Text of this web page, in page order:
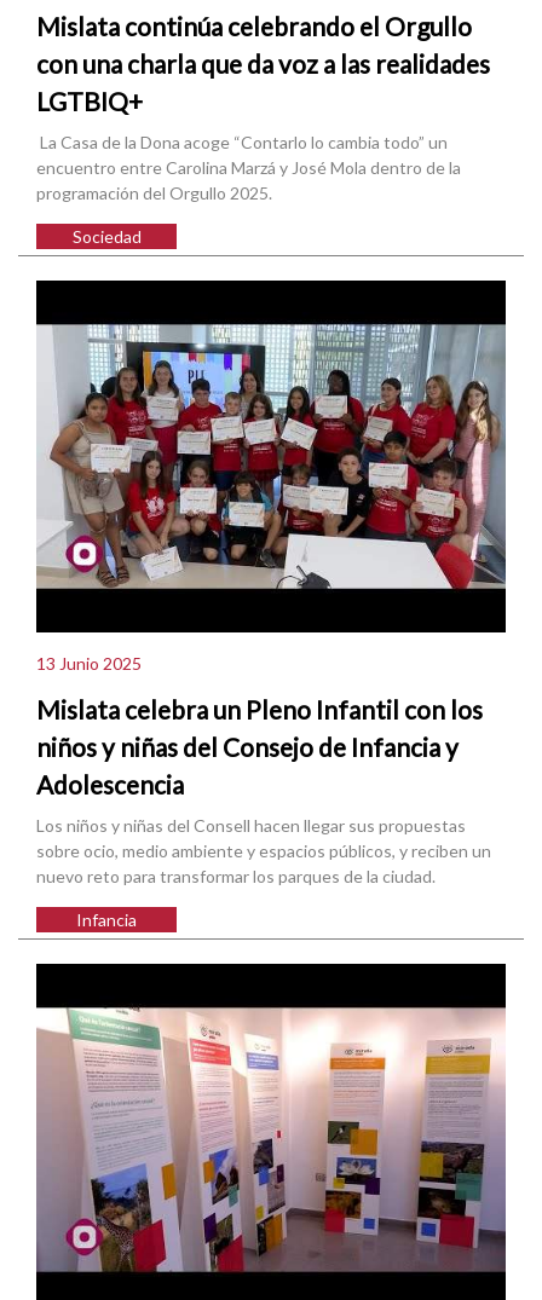
Mislata continúa celebrando el Orgullo
con una charla que da voz a las realidades
LGTBIQ+
La Casa de la Dona acoge “Contarlo lo cambia todo” un
encuentro entre Carolina Marzá y José Mola dentro de la
programación del Orgullo 2025.
Sociedad
13 Junio 2025
Mislata celebra un Pleno Infantil con los
niños y niñas del Consejo de Infancia y
Adolescencia
Los niños y niñas del Consell hacen llegar sus propuestas
sobre ocio, medio ambiente y espacios públicos, y reciben un
nuevo reto para transformar los parques de la ciudad.
Infancia